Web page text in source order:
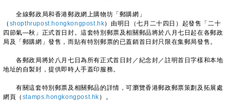
全線郵政局和香港郵政網上購物坊「郵購網」
（ shopthrupost.hongkongpost.hk）由明日（七月二十四日）起發售「二十
四節氣—秋」正式首日封。這套特別郵票及相關郵品將於八月七日起在各郵政
局及「郵購網」發售，而貼有特別郵票的已蓋銷首日封只限在集郵局發售。
各郵政局將於八月七日為所有正式首日封／紀念封／註明首日字樣和本地
地址的自製封，提供即時人手蓋印服務。
有關這套特別郵票及相關郵品的詳情，可瀏覽香港郵政郵票策劃及拓展處
網頁（ stamps.hongkongpost.hk ）。